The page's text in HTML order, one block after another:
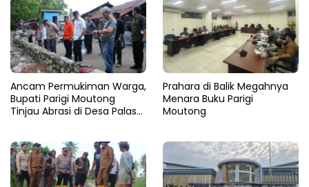
Ancam Permukiman Warga,
Bupati Parigi Moutong
Tinjau Abrasi di Desa Palasa
Prahara di Balik Megahnya
Menara Buku Parigi
Moutong